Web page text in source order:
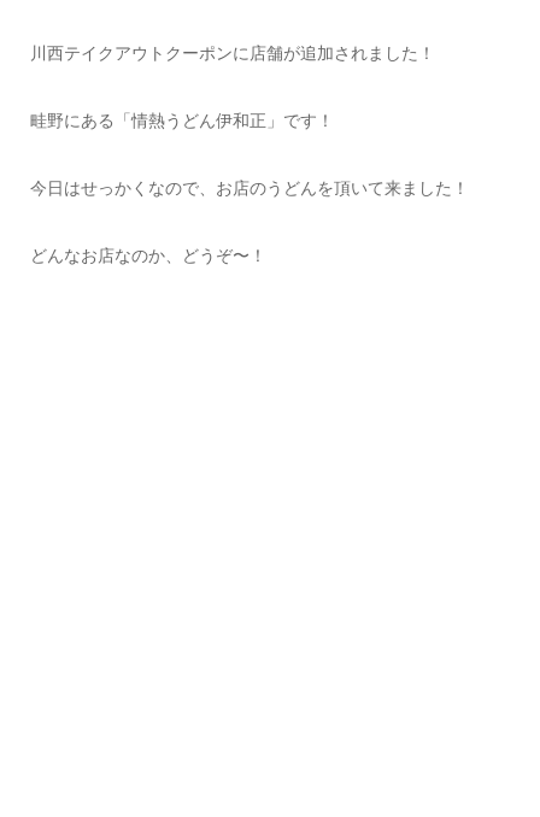
川西テイクアウトクーポンに店舗が追加されました！
畦野にある「情熱うどん伊和正」です！
今日はせっかくなので、お店のうどんを頂いて来ました！
どんなお店なのか、どうぞ〜！